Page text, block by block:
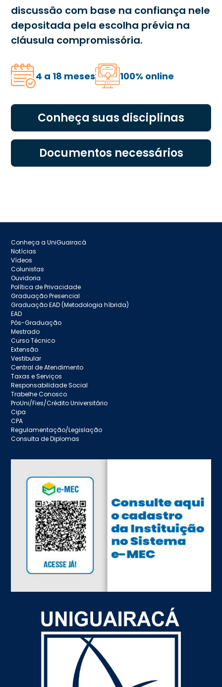
discussão com base na confiança nele
depositada pela escolha prévia na
cláusula compromissória.
4 a 18 meses 100% online
Conheça suas disciplinas
Documentos necessários
Conheça a UniGuairacá
Notícias
Vídeos
Colunistas
Ouvidoria
Política de Privacidade
Graduação Presencial
Graduação EAD (Metodologia híbrida)
EAD
Pós-Graduação
Mestrado
Curso Técnico
Extensão
Vestibular
Central de Atendimento
Taxas e Serviços
Responsabilidade Social
Trabelhe Conosco
ProUni/Fies/Crédito Universitário
Cipa
CPA
Regulamentação/Legislação
Consulta de Diplomas